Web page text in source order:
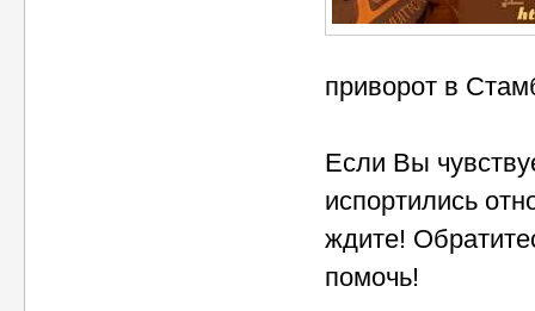
приворот в
Если Вы
испортились
ждите!
помочь!